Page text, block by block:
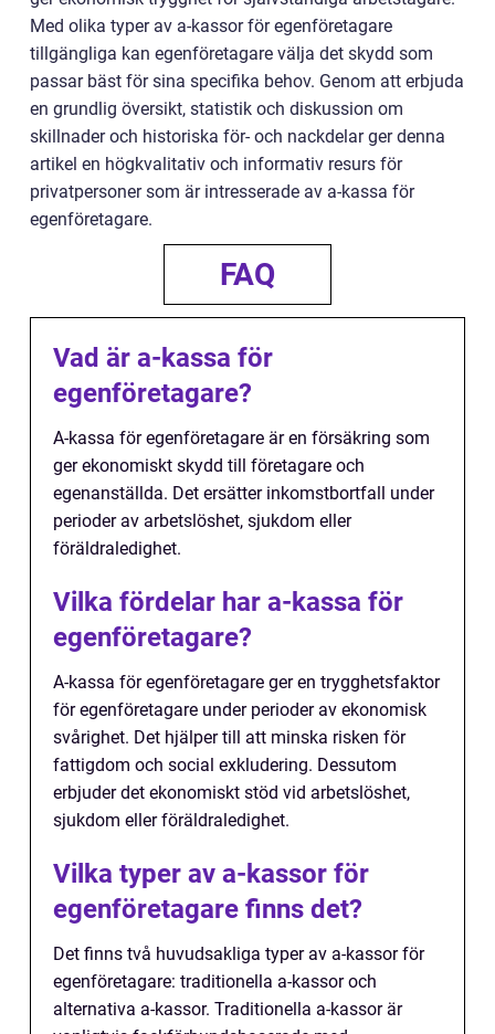
Med olika typer av a-kassor för egenföretagare
tillgängliga kan egenföretagare välja det skydd som
passar bäst för sina specifika behov. Genom att erbjuda
en grundlig översikt, statistik och diskussion om
skillnader och historiska för- och nackdelar ger denna
artikel en högkvalitativ och informativ resurs för
privatpersoner som är intresserade av a-kassa för
egenföretagare.
FAQ
Vad är a-kassa för
egenföretagare?
A-kassa för egenföretagare är en försäkring som
ger ekonomiskt skydd till företagare och
egenanställda. Det ersätter inkomstbortfall under
perioder av arbetslöshet, sjukdom eller
föräldraledighet.
Vilka fördelar har a-kassa för
egenföretagare?
A-kassa för egenföretagare ger en trygghetsfaktor
för egenföretagare under perioder av ekonomisk
svårighet. Det hjälper till att minska risken för
fattigdom och social exkludering. Dessutom
erbjuder det ekonomiskt stöd vid arbetslöshet,
sjukdom eller föräldraledighet.
Vilka typer av a-kassor för
egenföretagare finns det?
Det finns två huvudsakliga typer av a-kassor för
egenföretagare: traditionella a-kassor och
alternativa a-kassor. Traditionella a-kassor är